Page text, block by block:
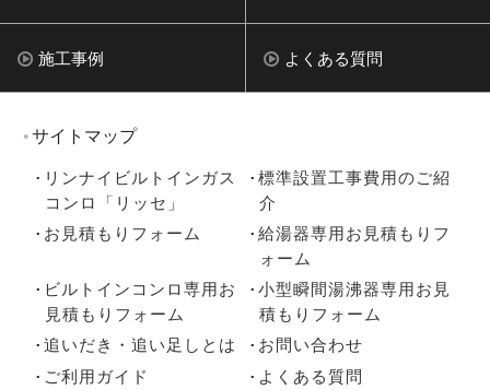
施工事例 よくある質問
サイトマップ
リンナイビルトインガス
コンロ「リッセ」
標準設置工事費用のご紹
介
お見積もりフォーム
給湯器専用お見積もりフ
ォーム
ビルトインコンロ専用お
見積もりフォーム
小型瞬間湯沸器専用お見
積もりフォーム
追いだき・追い足しとは
お問い合わせ
ご利用ガイド
よくある質問